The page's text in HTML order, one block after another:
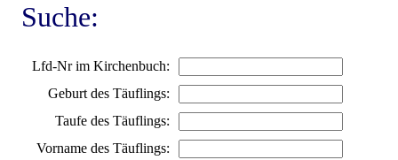
Suche:
Lfd-Nr im Kirchenbuch:
Geburt des Täuflings:
Taufe des Täuflings:
Vorname des Täuflings: